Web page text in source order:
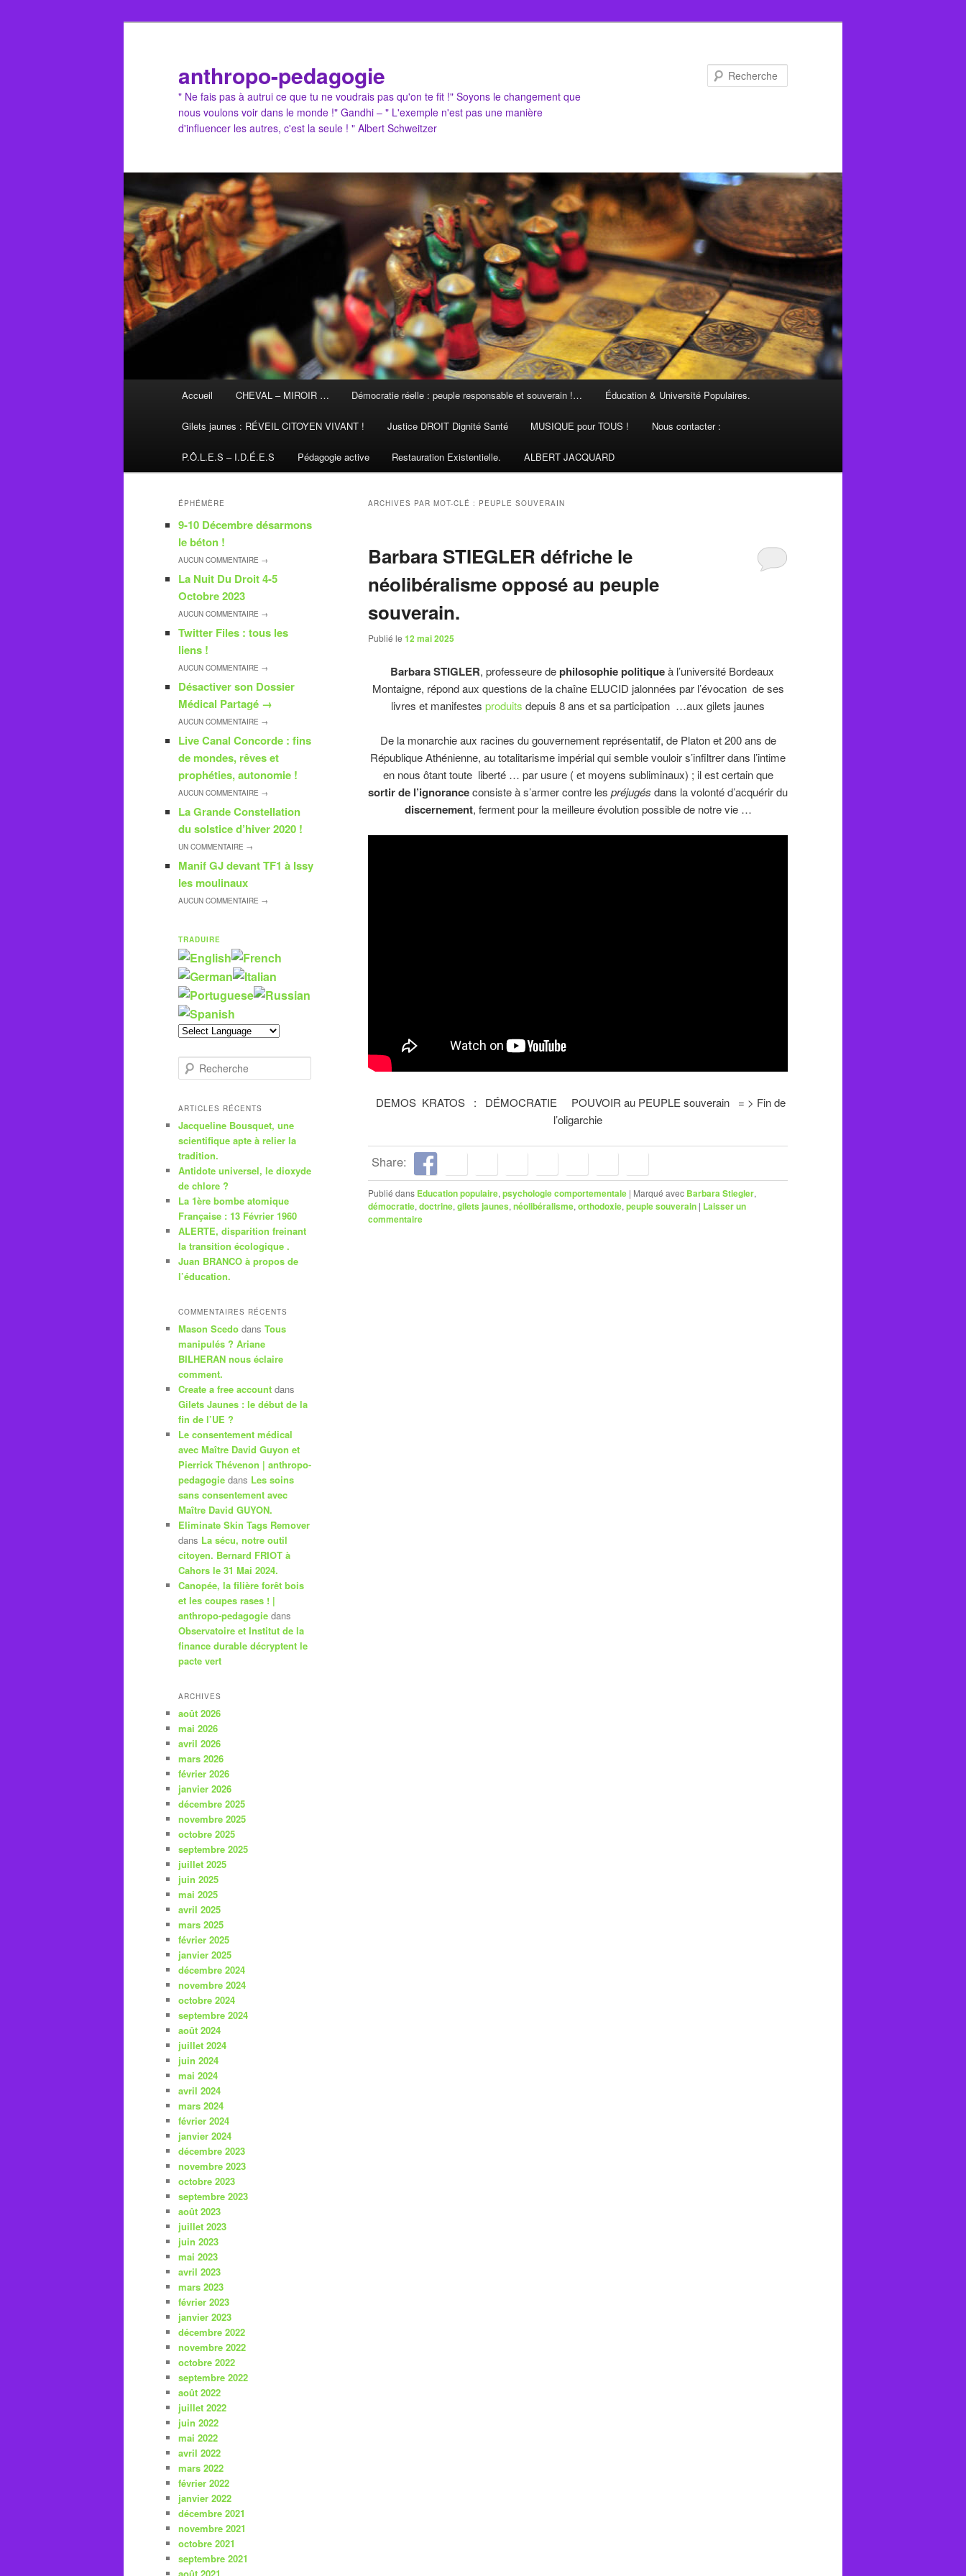
anthropo-pedagogie
" Ne fais pas à autrui ce que tu ne voudrais pas qu'on te fit !" Soyons le changement que
nous voulons voir dans le monde !" Gandhi – " L'exemple n'est pas une manière
d'influencer les autres, c'est la seule ! " Albert Schweitzer
Accueil CHEVAL – MIROIR … Démocratie réelle : peuple responsable et souverain !… Éducation & Université Populaires.
Gilets jaunes : RÉVEIL CITOYEN VIVANT ! Justice DROIT Dignité Santé MUSIQUE pour TOUS ! Nous contacter :
P.Ô.L.E.S – I.D.É.E.S Pédagogie active Restauration Existentielle. ALBERT JACQUARD
ARCHIVES PAR MOT-CLÉ : PEUPLE SOUVERAIN
Barbara STIEGLER défriche le
néolibéralisme opposé au peuple
souverain.
Publié le 12 mai 2025
Barbara STIGLER, professeure dephilosophie politiqueà l’université Bordeaux
Montaigne, répond aux questions de la chaîne ELUCID jalonnées par l’évocation de ses
livres et manifestes produits depuis 8 ans et sa participation …aux gilets jaunes
De la monarchie aux racines du gouvernement représentatif, de Platon et 200 ans de
République Athénienne, au totalitarisme impérial qui semble vouloir s’infiltrer dans l’intime
en nous ôtant toute liberté … par usure ( et moyens subliminaux) ; il est certain que
sortir de l’ignoranceconsiste à s’armer contre les préjugés dans la volonté d’acquérir du
discernement, ferment pour la meilleure évolution possible de notre vie …
DEMOS KRATOS : DÉMOCRATIE POUVOIR au PEUPLE souverain = > Fin de
l’oligarchie
Share:
Publié dans Education populaire, psychologie comportementale | Marqué avec Barbara Stiegler,
démocratie, doctrine, gilets jaunes, néolibéralisme, orthodoxie, peuple souverain | Laisser un
commentaire
ÉPHÉMÈRE
9-10 Décembre désarmons
le béton !
AUCUN COMMENTAIRE →
La Nuit Du Droit 4-5
Octobre 2023
AUCUN COMMENTAIRE →
Twitter Files : tous les
liens !
AUCUN COMMENTAIRE →
Désactiver son Dossier
Médical Partagé →
AUCUN COMMENTAIRE →
Live Canal Concorde : fins
de mondes, rêves et
prophéties, autonomie !
AUCUN COMMENTAIRE →
La Grande Constellation
du solstice d’hiver 2020 !
UN COMMENTAIRE →
Manif GJ devant TF1 à Issy
les moulinaux
AUCUN COMMENTAIRE →
TRADUIRE
e
h
r
c
h
e
ARTICLES RÉCENTS
Jacqueline Bousquet, une
scientifique apte à relier la
tradition.
Antidote universel, le dioxyde
de chlore ?
La 1ère bombe atomique
Française : 13 Février 1960
ALERTE, disparition freinant
la transition écologique .
Juan BRANCO à propos de
l’éducation.
COMMENTAIRES RÉCENTS
Mason Scedo dans Tous
manipulés ? Ariane
BILHERAN nous éclaire
comment.
Create a free account dans
Gilets Jaunes : le début de la
fin de l’UE ?
Le consentement médical
avec Maître David Guyon et
Pierrick Thévenon | anthropo-
pedagogie dans Les soins
sans consentement avec
Maître David GUYON.
Eliminate Skin Tags Remover
dans La sécu, notre outil
citoyen. Bernard FRIOT à
Cahors le 31 Mai 2024.
Canopée, la filière forêt bois
et les coupes rases ! |
anthropo-pedagogie dans
Observatoire et Institut de la
finance durable décryptent le
pacte vert
ARCHIVES
août 2026
mai 2026
avril 2026
mars 2026
février 2026
janvier 2026
décembre 2025
novembre 2025
octobre 2025
septembre 2025
juillet 2025
juin 2025
mai 2025
avril 2025
mars 2025
février 2025
janvier 2025
décembre 2024
novembre 2024
octobre 2024
septembre 2024
août 2024
juillet 2024
juin 2024
mai 2024
avril 2024
mars 2024
février 2024
janvier 2024
décembre 2023
novembre 2023
octobre 2023
septembre 2023
août 2023
juillet 2023
juin 2023
mai 2023
avril 2023
mars 2023
février 2023
janvier 2023
décembre 2022
novembre 2022
octobre 2022
septembre 2022
août 2022
juillet 2022
juin 2022
mai 2022
avril 2022
mars 2022
février 2022
janvier 2022
décembre 2021
novembre 2021
octobre 2021
septembre 2021